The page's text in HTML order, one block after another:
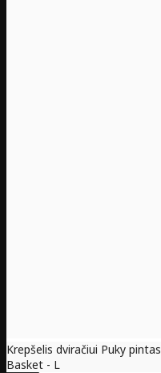
Krepšelis dviračiui Puky pintas
Basket - L